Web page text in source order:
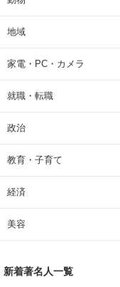
地域
家電・PC・カメラ
就職・転職
政治
教育・子育て
経済
美容
新着著名人一覧